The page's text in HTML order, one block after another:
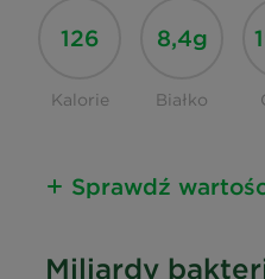
126
Kalorie
8,4g
Białko
Sprawdź
odżywczych
Miliardy